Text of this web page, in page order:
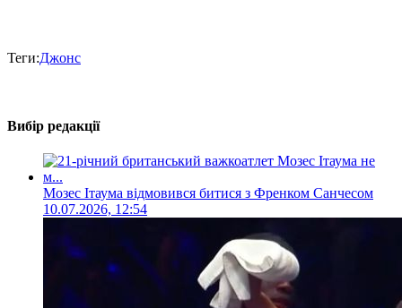
Теги:Джонс
Вибір редакції
Мозес Ітаума відмовився битися з Френком Санчесом
10.07.2026, 12:54